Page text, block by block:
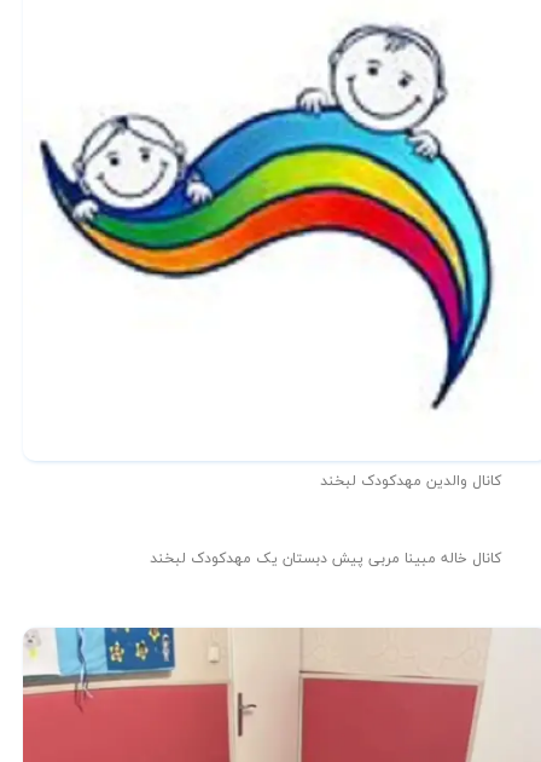
کانال والدین مهدکودک لبخند
کانال خاله مبینا مربی پیش دبستان یک مهدکودک لبخند